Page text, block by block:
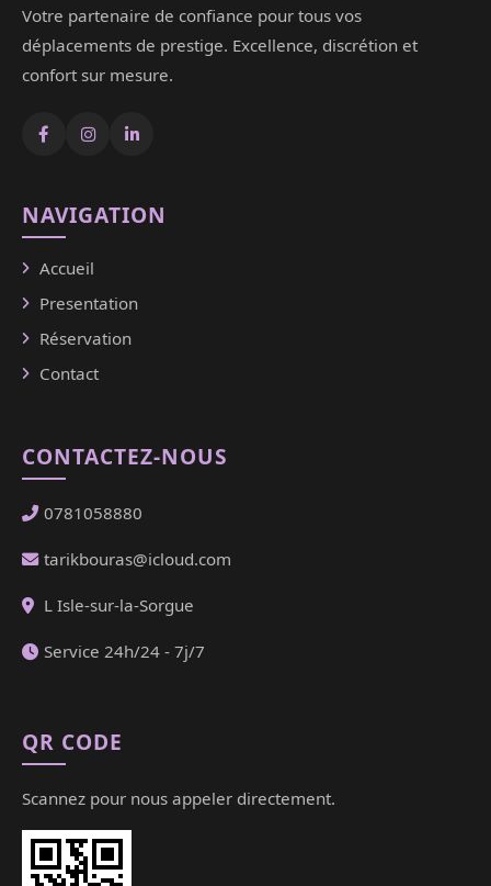
Votre partenaire de confiance pour tous vos
déplacements de prestige. Excellence, discrétion et
confort sur mesure.
NAVIGATION
Accueil
Presentation
Réservation
Contact
CONTACTEZ-NOUS
0781058880
tarikbouras@icloud.com
L Isle-sur-la-Sorgue
Service 24h/24 - 7j/7
QR CODE
Scannez pour nous appeler directement.